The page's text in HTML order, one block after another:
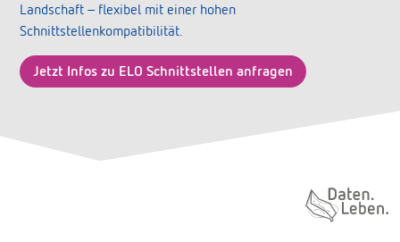
Landschaft – flexibel mit einer hohen
Schnittstellenkompatibilität.
Jetzt Infos zu ELO Schnittstellen anfragen
Daten. Leben.